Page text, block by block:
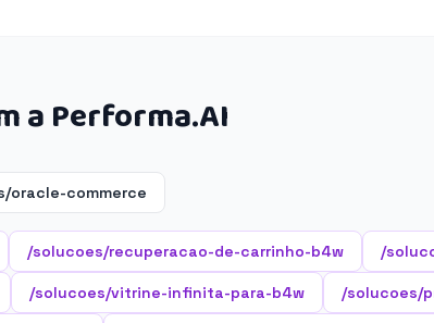
a Performa.AI
oracle-commerce
/solucoes/recuperacao-de-carrinho-b4w /
/solucoes/vitrine-infinita-para-b4w /solucoes/